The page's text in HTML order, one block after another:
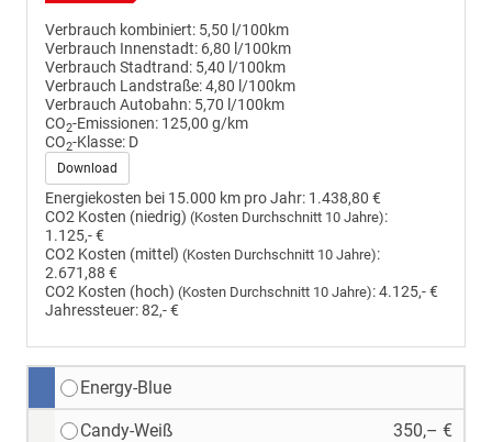
Verbrauch kombiniert: 5,50 l/100km
Verbrauch Innenstadt: 6,80 l/100km
Verbrauch Stadtrand: 5,40 l/100km
Verbrauch Landstraße:4,80 l/100km
Verbrauch Autobahn: 5,70 l/100km
CO2-Emissionen: 125,00 g/km
CO2-Klasse: D
Download
Energiekosten bei 15.000 km pro Jahr: 1.438,80 €
CO2 Kosten (niedrig) (Kosten Durchschnitt 10 Jahre):
1.125,- €
CO2 Kosten (mittel) (Kosten Durchschnitt 10 Jahre):
2.671,88 €
CO2 Kosten (hoch) (Kosten Durchschnitt 10 Jahre):4.125,- €
Jahressteuer:82,- €
Energy-Blue
Candy-Weiß 350,– €